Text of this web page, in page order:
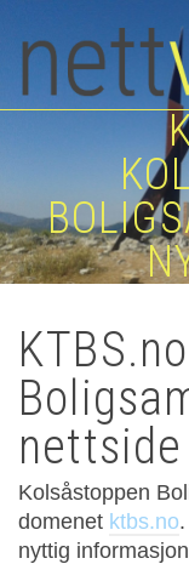
nettside
Kolsåstoppen
domenet ktbs.no
nyttig